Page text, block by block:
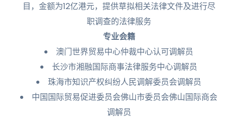
目，金额为12亿港元，提供草拟相关法律文件及进行尽
职调查的法律服务
专业会籍
澳门世界贸易中心仲裁中心认可调解员
长沙市湘融国际商事法律服务中心调解员
珠海市知识产权纠纷人民调解委员会调解员
中国国际贸易促进委员会佛山市委员会佛山国际商会
调解员